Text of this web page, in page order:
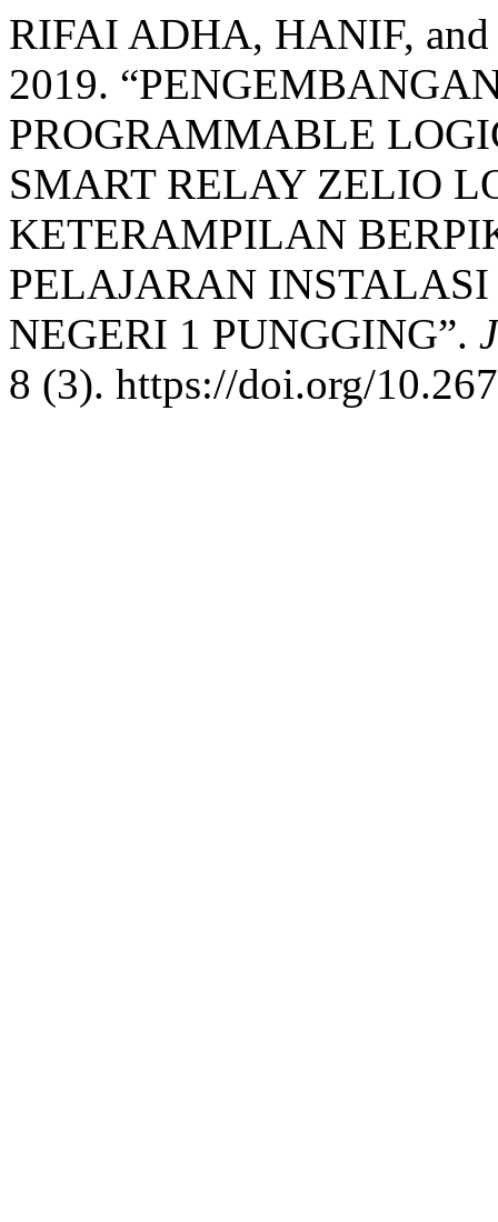
RIFAI ADHA, HANIF,
2019.
PROGRAMMABLE
SMART RELAY ZELIO
KETERAMPILAN
PELAJARAN
NEGERI 1 PUNGGING”.
8 (3). https://doi.org/